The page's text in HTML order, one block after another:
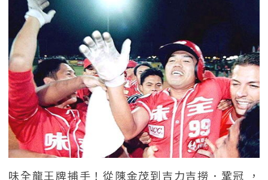
味全龍王牌捕手！從陳金茂到吉力吉撈．鞏冠 ，